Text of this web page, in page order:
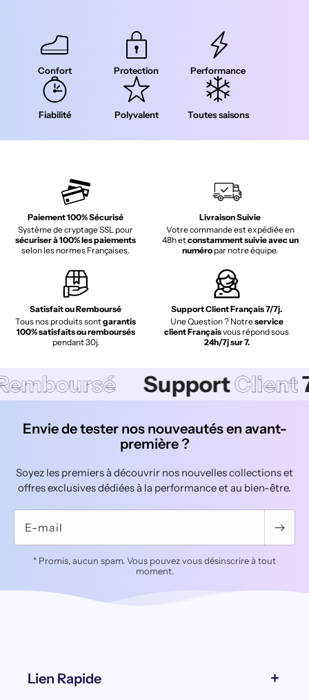
Confort Protection Performance
Fiabilité Polyvalent Toutes saisons
Paiement 100% Sécurisé
Système de cryptage SSL pour
sécuriser à 100% les paiements
selon les normes Françaises.
Livraison Suivie
Votre commande est expédiée en
48h etconstamment suivie avec un
numéro par notre équipe.
Satisfait ou Remboursé
Tous nos produits sontgarantis
100% satisfaits ou remboursés
pendant 30j.
Support Client Français 7/7j.
Une Question ? Notreservice
client Françaisvous répond sous
24h/7j sur 7.
SupportClient7/7
Envie de tester nos nouveautés en avant-
première ?
Soyez les premiers à découvrir nos nouvelles collections et
offres exclusives dédiées à la performance et au bien-être.
E-mail
* Promis, aucun spam. Vous pouvez vous désinscrire à tout
moment.
Lien Rapide